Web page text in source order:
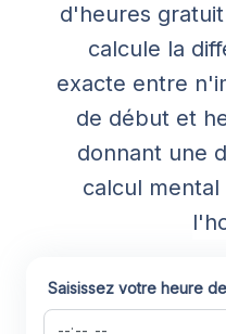
d'heures gratuit
calcule la
exacte entre
de début et
donnant une
calcul
Saisissez votre heure